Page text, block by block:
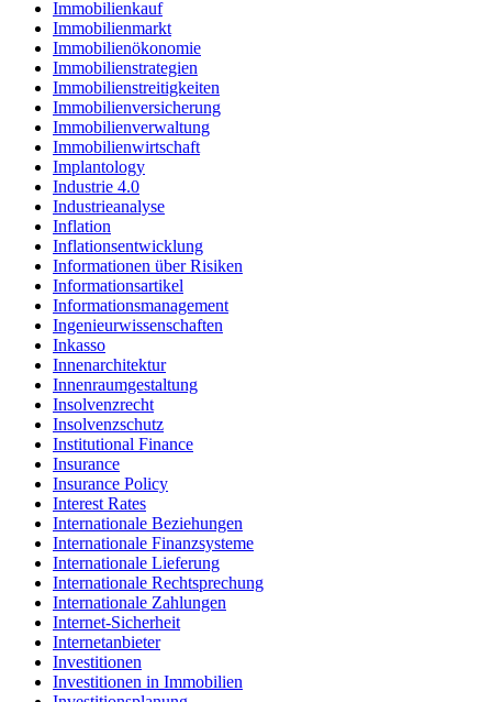
Immobilienkauf
Immobilienmarkt
Immobilienökonomie
Immobilienstrategien
Immobilienstreitigkeiten
Immobilienversicherung
Immobilienverwaltung
Immobilienwirtschaft
Implantology
Industrie 4.0
Industrieanalyse
Inflation
Inflationsentwicklung
Informationen über Risiken
Informationsartikel
Informationsmanagement
Ingenieurwissenschaften
Inkasso
Innenarchitektur
Innenraumgestaltung
Insolvenzrecht
Insolvenzschutz
Institutional Finance
Insurance
Insurance Policy
Interest Rates
Internationale Beziehungen
Internationale Finanzsysteme
Internationale Lieferung
Internationale Rechtsprechung
Internationale Zahlungen
Internet-Sicherheit
Internetanbieter
Investitionen
Investitionen in Immobilien